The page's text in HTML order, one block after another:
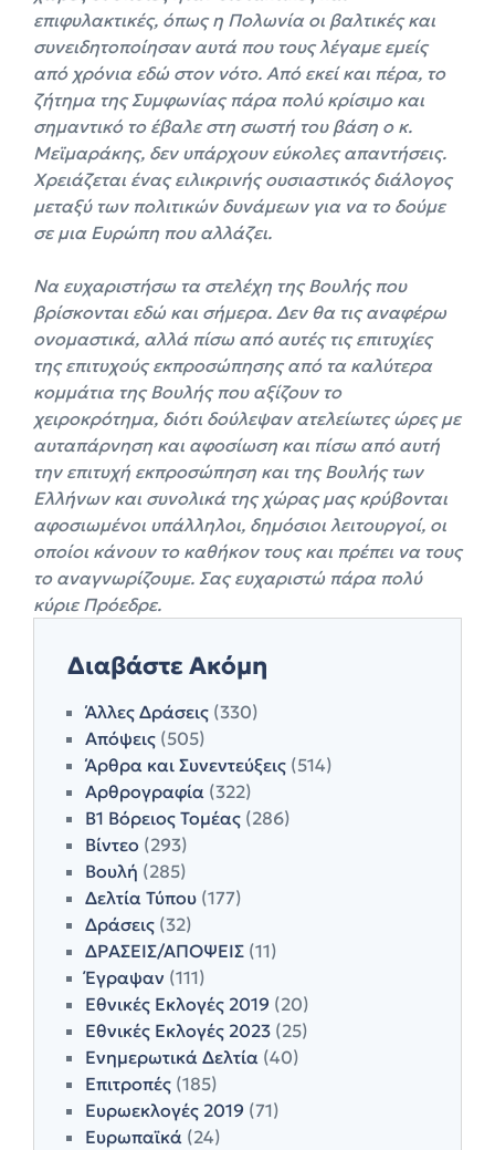
επιφυλακτικές, όπως η Πολωνία οι βαλτικές και
συνειδητοποίησαν αυτά που τους λέγαμε εμείς
από χρόνια εδώ στον νότο. Από εκεί και πέρα, το
ζήτημα της Συμφωνίας πάρα πολύ κρίσιμο και
σημαντικό το έβαλε στη σωστή του βάση ο κ.
Μεϊμαράκης, δεν υπάρχουν εύκολες απαντήσεις.
Χρειάζεται ένας ειλικρινής ουσιαστικός διάλογος
μεταξύ των πολιτικών δυνάμεων για να το δούμε
σε μια Ευρώπη που αλλάζει.
Να ευχαριστήσω τα στελέχη της Βουλής που
βρίσκονται εδώ και σήμερα. Δεν θα τις αναφέρω
ονομαστικά, αλλά πίσω από αυτές τις επιτυχίες
της επιτυχούς εκπροσώπησης από τα καλύτερα
κομμάτια της Βουλής που αξίζουν το
χειροκρότημα, διότι δούλεψαν ατελείωτες ώρες με
αυταπάρνηση και αφοσίωση και πίσω από αυτή
την επιτυχή εκπροσώπηση και της Βουλής των
Ελλήνων και συνολικά της χώρας μας κρύβονται
αφοσιωμένοι υπάλληλοι, δημόσιοι λειτουργοί, οι
οποίοι κάνουν το καθήκον τους και πρέπει να τους
το αναγνωρίζουμε. Σας ευχαριστώ πάρα πολύ
κύριε Πρόεδρε.
Διαβάστε Ακόμη
Άλλες Δράσεις (330)
Απόψεις (505)
Άρθρα και Συνεντεύξεις (514)
Αρθρογραφία (322)
Β1 Βόρειος Τομέας (286)
Βίντεο (293)
Βουλή (285)
Δελτία Τύπου (177)
Δράσεις (32)
ΔΡΑΣΕΙΣ/ΑΠΟΨΕΙΣ (11)
Έγραψαν (111)
Εθνικές Εκλογές 2019 (20)
Εθνικές Εκλογές 2023 (25)
Ενημερωτικά Δελτία (40)
Επιτροπές (185)
Ευρωεκλογές 2019 (71)
Ευρωπαϊκά (24)